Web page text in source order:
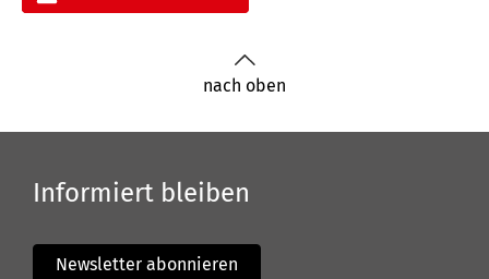
nach oben
Informiert bleiben
Newsletter abonnieren